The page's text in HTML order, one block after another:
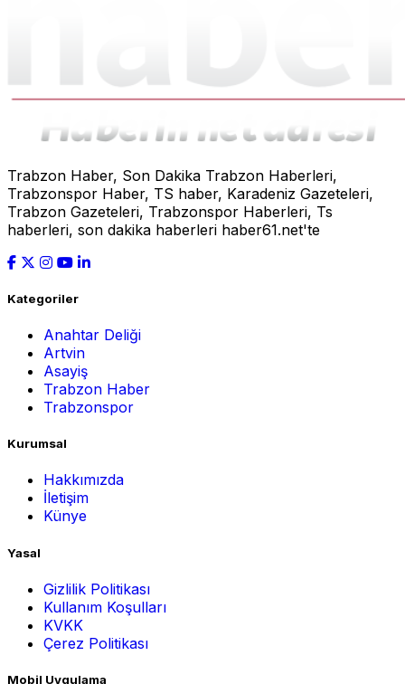
Trabzon Haber, Son Dakika Trabzon Haberleri,
Trabzonspor Haber, TS haber, Karadeniz Gazeteleri,
Trabzon Gazeteleri, Trabzonspor Haberleri, Ts
haberleri, son dakika haberleri haber61.net'te
Kategoriler
Anahtar Deliği
Artvin
Asayiş
Trabzon Haber
Trabzonspor
Kurumsal
Hakkımızda
İletişim
Künye
Yasal
Gizlilik Politikası
Kullanım Koşulları
KVKK
Çerez Politikası
Mobil Uygulama